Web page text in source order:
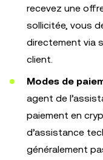
recevez une
sollicitée, vous
directement via
client.
Modes de
agent de
paiement en
d’assistance
généralement